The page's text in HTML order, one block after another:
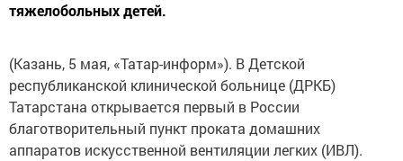
тяжелобольных детей.
(Казань, 5 мая, «Татар-информ»). В Детской
республиканской клинической больнице (ДРКБ)
Татарстана открывается первый в России
благотворительный пункт проката домашних
аппаратов искусственной вентиляции легких (ИВЛ).